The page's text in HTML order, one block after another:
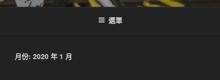
選單
月份: 2020 年 1 月